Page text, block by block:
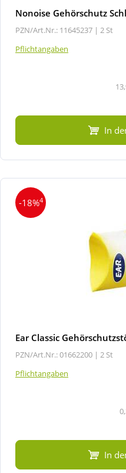
Nonoise Gehörschutz
PZN/Art.Nr.: 11645237 | 2 St
Pflichtangaben
In
-18%4
Ear Classic
PZN/Art.Nr.: 01662200 | 2 St
Pflichtangaben
In